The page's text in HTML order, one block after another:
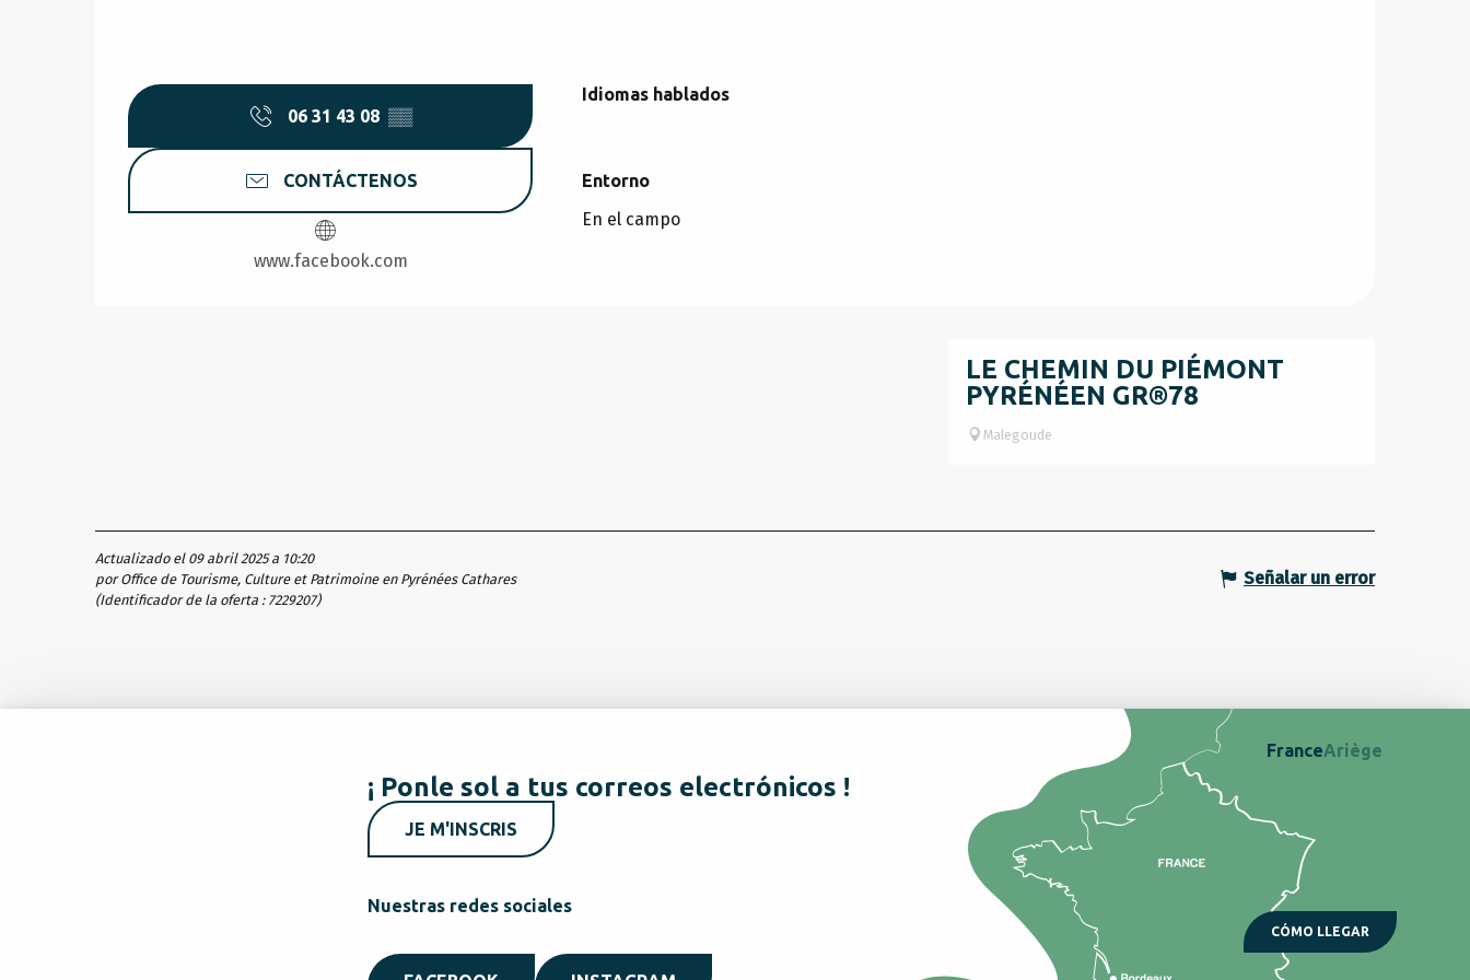
06 31 43 08 ▒▒
CONTÁCTENOS
www.facebook.com
Idiomas hablados
Idiomas hablados
Entorno
Entorno
En el campo
LE CHEMIN DU PIÉMONT
PYRÉNÉEN GR®78
Malegoude
Actualizado el 09 abril 2025 a 10:20
por Office de Tourisme, Culture et Patrimoine en Pyrénées Cathares
(Identificador de la oferta : 7229207)
Señalar un error
¡ Ponle sol a tus correos electrónicos !
JE M'INSCRIS
Nuestras redes sociales
CÓMO LLEGAR
FranceAriège